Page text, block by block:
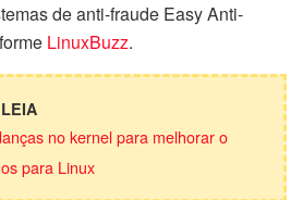
de anti-fraude Easy Anti-
LinuxBuzz.
no kernel para melhorar o
para Linux